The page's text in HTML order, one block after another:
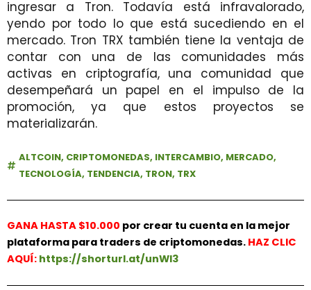
ingresar a Tron. Todavía está infravalorado,
yendo por todo lo que está sucediendo en el
mercado. Tron TRX también tiene la ventaja de
contar con una de las comunidades más
activas en criptografía, una comunidad que
desempeñará un papel en el impulso de la
promoción, ya que estos proyectos se
materializarán.
ALTCOIN, CRIPTOMONEDAS, INTERCAMBIO, MERCADO,
TECNOLOGÍA, TENDENCIA, TRON, TRX
GANA HASTA $10.000 por crear tu cuenta en la mejor
plataforma para traders de criptomonedas. HAZ CLIC
AQUÍ: https://shorturl.at/unWl3